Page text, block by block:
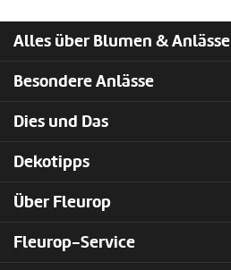
Alles über Blumen & Anlässe
Besondere Anlässe
Dies und Das
Dekotipps
Über Fleurop
Fleurop-Service